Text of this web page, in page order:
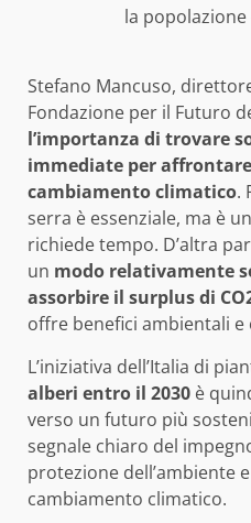
la
Stefano Mancuso,
Fondazione per il Futuro
l’importanza di trovare
immediate per
cambiamento climatico.
serra è essenziale, ma è
richiede tempo. D’altra
un modo relativamente
assorbire il surplus di
offre benefici ambientali e
L’iniziativa dell’Italia di
alberi entro il 2030 è
verso un futuro più
segnale chiaro del
protezione dell’ambiente
cambiamento climatico.